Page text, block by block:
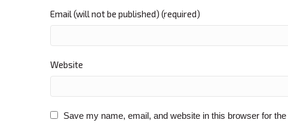
Email (will not be published) (required)
Website
Save my name, email, and website in this browser for